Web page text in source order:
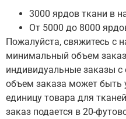
3000 ярдов ткани в
От 5000 до 8000
Пожалуйста, свяжитесь с
минимальный объем
индивидуальные заказы с
объем заказа может быть
единицу товара для
заказ подается в 20-